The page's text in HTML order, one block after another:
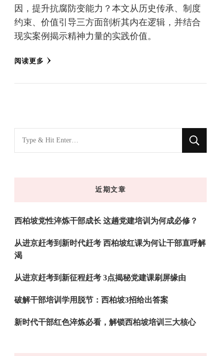
因，提升抗腐防变能力？本文从历史传承、制度
约束、价值引导三方面剖析其内在逻辑，并结合
现实案例揭示精神力量的实践价值。
阅读更多
什
近期文章
西柏坡党性淬炼干部成长 这趟党建培训为何成必修？
从进京赶考到新时代赶考 西柏坡红课为何让干部直呼解
渴
从进京赶考到新征程赶考 3点揭秘党建课刷屏缘由
破解干部培训学用脱节：西柏坡3招给出答案
新时代干部红色淬炼必看，解锁西柏坡培训三大核心